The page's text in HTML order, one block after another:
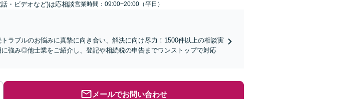
・ビデオなど)は応相談営業時間：09:00~20:00（平日）
ラブルのお悩みに真摯に向き合い、解決に向け尽力！1500件以上の相談実
強み◎他士業をご紹介し、登記や相続税の申告までワンストップで対応
メールでお問い合わせ